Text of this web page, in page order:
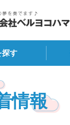
探す
情報